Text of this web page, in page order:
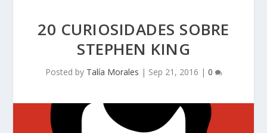
20 CURIOSIDADES SOBRE
STEPHEN KING
Posted by Talía Morales | Sep 21, 2016 | 0